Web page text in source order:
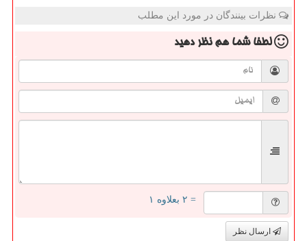
نظرات بینندگان در مورد این مطلب
لطفا شما همنظر دهید
= ۲ بعلاوه ۱
ارسال نظر